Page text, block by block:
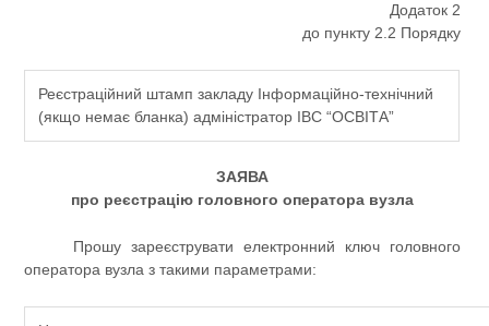
Додаток 2
до пункту 2.2 Порядку
Реєстраційний штамп закладу Інформаційно-технічний
(якщо немає бланка) адміністратор ІВС “ОСВІТА”
ЗАЯВА
про реєстрацію головного оператора вузла
Прошу зареєструвати електронний ключ головного
оператора вузла з такими параметрами: